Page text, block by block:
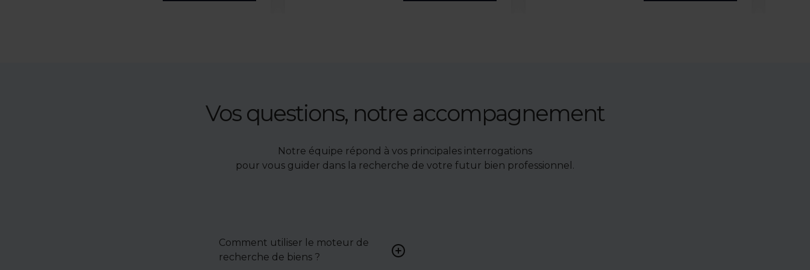
Vos questions, notre accompagnement
Notre équipe répond à vos principales interrogations
pour vous guider dans la recherche de votre futur bien professionnel.
Comment utiliser le moteur de
recherche de biens ?
Renseignez vos critères (type de bien,